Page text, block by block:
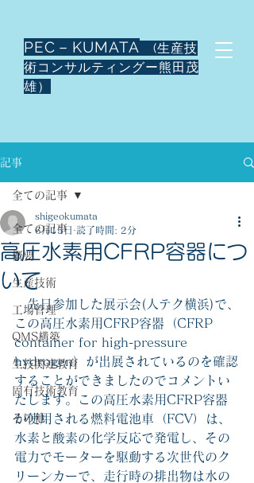
PEC－KUMATA
(生産技
術コンサルティングー熊田茂
雄）
記事
全ての記事
概要
生産技術
工場管理
QMS構築
生技関連教育
固有技術教育
その他
全ての記事
高圧水素用CFRP容器につ
いて
shigeokumata
6月15日
読了時間: 2分
先日参加した展示会(人テク横浜)で、
この高圧水素用CFRP容器（CFRP
container for high-pressure
hydrogen）が出展されているのを確認
することができましたのでコメントい
たします。この高圧水素用CFRP容器
が使用される燃料電池車（FCV）は、
水素と酸素の化学反応で発電し、その
電力でモーターを駆動する次世代のク
リーンカーで、走行時の排出物は水の